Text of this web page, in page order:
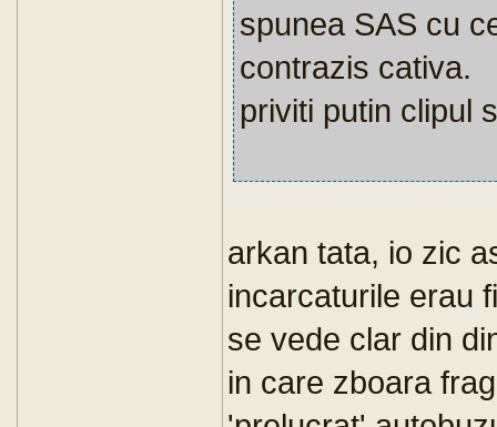
spunea SAS cu
contrazis cativa.
priviti putin clipul
arkan tata, io zic
incarcaturile erau
se vede clar din
in care zboara